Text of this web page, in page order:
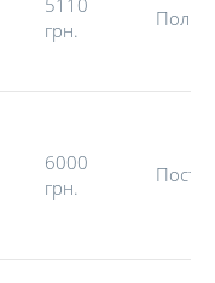
5110
грн.
6000
грн.